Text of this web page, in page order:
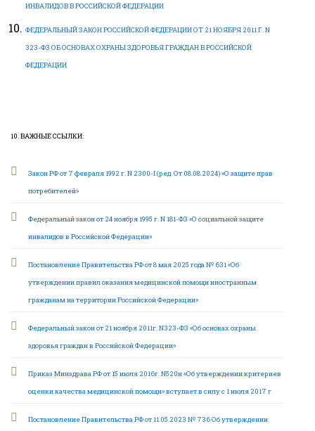
ИНВАЛИДОВ В РОССИЙСКОЙ ФЕДЕРАЦИИ
ФЕДЕРАЛЬНЫЙ ЗАКОН РОССИЙСКОЙ ФЕДЕРАЦИИ ОТ 21 НОЯБРЯ 2011 Г. N
323-ФЗ ОБ ОСНОВАХ ОХРАНЫ ЗДОРОВЬЯ ГРАЖДАН В РОССИЙСКОЙ
ФЕДЕРАЦИИ
10. ВАЖНЫЕ ССЫЛКИ:
Закон РФ от 7 февраля 1992 г. N 2300-I (ред. От 08.08.2024) «О защите прав
потребителей»
Федеральный закон от 24 ноября 1995 г. N 181-ФЗ «О социальной защите
инвалидов в Российской Федерации»
Постановление Правительства РФ от 8 мая 2025 года № 631 «Об
утверждении правил оказания медицинской помощи иностранным
гражданам на территории Российской Федерации»
Федеральный закон от 21 ноября 2011г. N323-ФЗ «Об основах охраны
здоровья граждан в Российской Федерации»
Приказ Минздрава РФ от 15 июля 2016г. N520н «Об утверждении критериев
оценки качества медицинской помощи» вступает в силу с 1 июля 2017 г
Постановление Правительства РФ от 11.05.2023 № 736 Об утверждении